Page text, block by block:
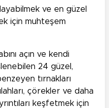
ve en güzel
için muhteşem
açın ve kendi
24 güzel,
tırnakları
çörekler ve daha
keşfetmek için